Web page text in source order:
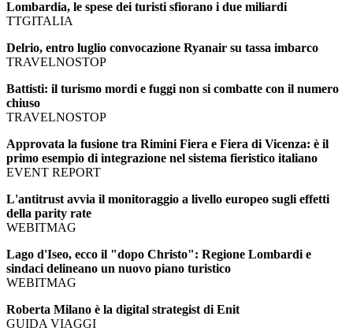
Lombardia, le spese dei turisti sfiorano i due miliardi
TTGITALIA
Delrio, entro luglio convocazione Ryanair su tassa imbarco
TRAVELNOSTOP
Battisti: il turismo mordi e fuggi non si combatte con il numero
chiuso
TRAVELNOSTOP
Approvata la fusione tra Rimini Fiera e Fiera di Vicenza: è il
primo esempio di integrazione nel sistema fieristico italiano
EVENT REPORT
L'antitrust avvia il monitoraggio a livello europeo sugli effetti
della parity rate
WEBITMAG
Lago d'Iseo, ecco il "dopo Christo": Regione Lombardi e
sindaci delineano un nuovo piano turistico
WEBITMAG
Roberta Milano è la digital strategist di Enit
GUIDA VIAGGI